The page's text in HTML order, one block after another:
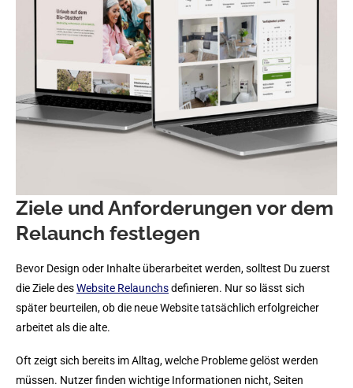
Ziele und Anforderungen vor dem
Relaunch festlegen
Bevor Design oder Inhalte überarbeitet werden, solltest Du zuerst
die Ziele desWebsite Relaunchsdefinieren. Nur so lässt sich
später beurteilen, ob die neue Website tatsächlich erfolgreicher
arbeitet als die alte.
Oft zeigt sich bereits im Alltag, welche Probleme gelöst werden
müssen. Nutzer finden wichtige Informationen nicht, Seiten